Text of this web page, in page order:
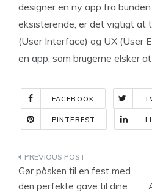
designer en ny app fra
eksisterende, er det vigtigt at
(User Interface) og UX (User
en app, som brugerne elsker
FACEBOOK
PINTEREST
Indlægsnavigation
Gør påsken til en fest med
den perfekte gave til dine